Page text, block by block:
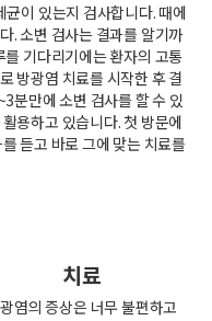
이 있는지 검사합니다. 때에
. 소변 검사는 결과를 알기까
기다리기에는 환자의 고통
방광염 치료를 시작한 후 결
분만에 소변 검사를 할 수 있
용하고 있습니다. 첫 방문에
듣고 바로 그에 맞는 치료를
치료
염의 증상은 너무 불편하고